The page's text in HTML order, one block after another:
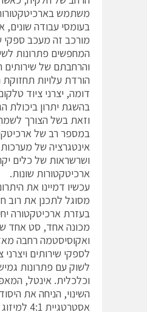
משתמש
בעומסי עבודה שונים,
מורכב זה מעכב ספקי
המחפשים פתרונות
והרחבתם של שירותים
הורדת עלויות
בהשגת יתרון ביכולת
וזאת בשל הצורך
במספר רב של
אינטגרציה של
ושרשראות של כלים
ארכיטקטורות שונות.
עכשיו דמיינו את
מסוגל לתכנן את רוב
בעזרת ארכיטקטורה
מכונה אחד, סט אחד
ואקוסיסטמה רחבה
לספקי שירותים
לשוק עם פתרונות
וכלכלית. אינטל,
השינוי, הניחה את